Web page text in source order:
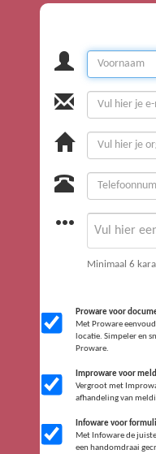
Minimaal 6
Proware voor
Met Proware
locatie. Simpeler en
Proware.
Improware voor
Vergroot met
afhandeling van
Infoware voor
Met Infoware de
een handomdraai